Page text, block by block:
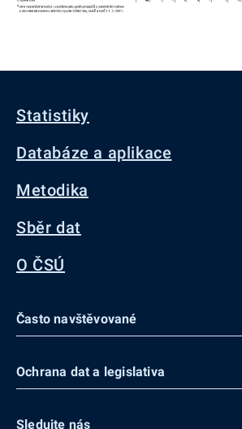
Statistiky
Databáze a aplikace
Metodika
Sběr dat
O ČSÚ
Často navštěvované
Ochrana dat a legislativa
Sledujte nás